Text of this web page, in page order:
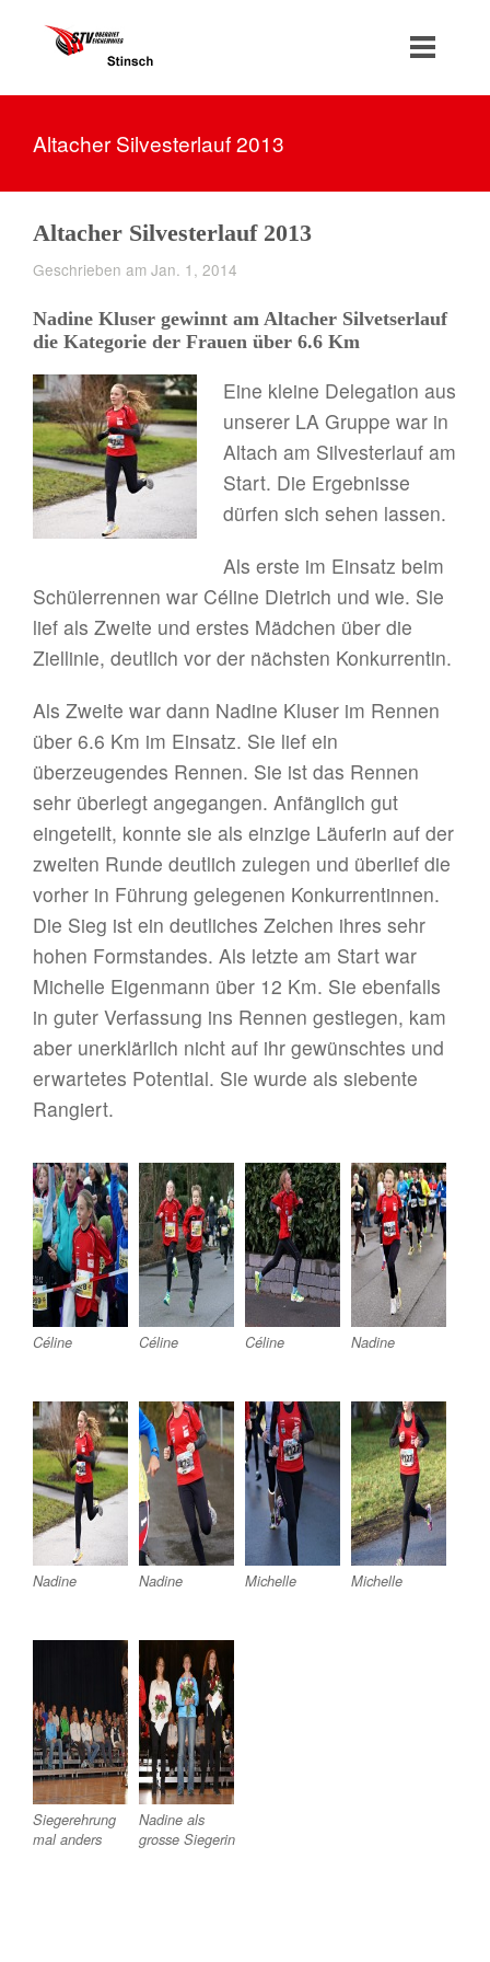
Altacher Silvesterlauf 2013
Altacher Silvesterlauf 2013
Geschrieben am Jan. 1, 2014
Nadine Kluser gewinnt am Altacher Silvetserlauf
die Kategorie der Frauen über 6.6 Km
Eine kleine Delegation aus
unserer LA Gruppe war in
Altach am Silvesterlauf am
Start. Die Ergebnisse
dürfen sich sehen lassen.
Als erste im Einsatz beim
Schülerrennen war Céline Dietrich und wie. Sie
lief als Zweite und erstes Mädchen über die
Ziellinie, deutlich vor der nächsten Konkurrentin.
Als Zweite war dann Nadine Kluser im Rennen
über 6.6 Km im Einsatz. Sie lief ein
überzeugendes Rennen. Sie ist das Rennen
sehr überlegt angegangen. Anfänglich gut
eingeteilt, konnte sie als einzige Läuferin auf der
zweiten Runde deutlich zulegen und überlief die
vorher in Führung gelegenen Konkurrentinnen.
Die Sieg ist ein deutliches Zeichen ihres sehr
hohen Formstandes. Als letzte am Start war
Michelle Eigenmann über 12 Km. Sie ebenfalls
in guter Verfassung ins Rennen gestiegen, kam
aber unerklärlich nicht auf ihr gewünschtes und
erwartetes Potential. Sie wurde als siebente
Rangiert.
Céline Céline Céline Nadine
Nadine Nadine Michelle Michelle
Siegerehrung
mal anders
Nadine als
grosse Siegerin